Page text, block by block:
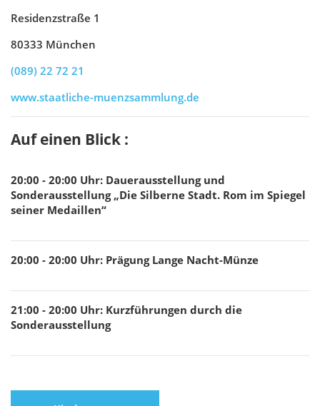
Residenzstraße 1
80333 München
(089) 22 72 21
www.staatliche-muenzsammlung.de
Auf einen Blick :
20:00 - 20:00 Uhr: Dauerausstellung und
Sonderausstellung „Die Silberne Stadt. Rom im Spiegel
seiner Medaillen“
20:00 - 20:00 Uhr: Prägung Lange Nacht-Münze
21:00 - 20:00 Uhr: Kurzführungen durch die
Sonderausstellung